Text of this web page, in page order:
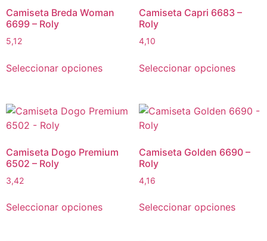
Camiseta Breda Woman
6699 – Roly
5,12
Seleccionar opciones
Camiseta Capri 6683 –
Roly
4,10
Seleccionar opciones
Camiseta Dogo Premium
6502 – Roly
3,42
Seleccionar opciones
Camiseta Golden 6690 –
Roly
4,16
Seleccionar opciones